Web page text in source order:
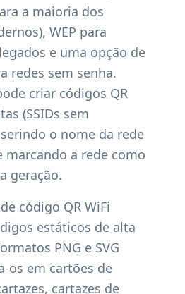
a maioria dos
WEP para
e uma opção de
redes sem senha.
criar códigos QR
(SSIDs sem
o nome da rede
marcando a rede como
geração.
código QR WiFi
estáticos de alta
PNG e SVG
os em cartões de
cartazes de